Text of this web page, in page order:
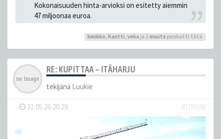
Kokonaisuuden hinta-arvioksi on esitetty aiemmin
47 miljoonaa euroa.
hmikko, Kantti,veka ja 1 muuta peukutti tätä
RE: KUPITTAA – ITÄHARJU
tekijänä Luukie
- 31.05.26 20:29 #109166